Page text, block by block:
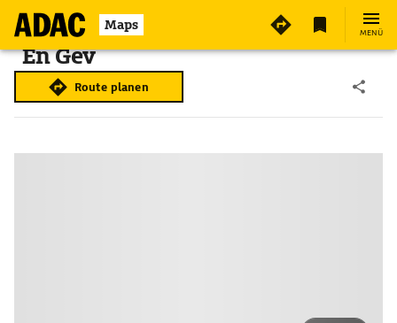
Maps MENÜ
`En Gev
Route planen